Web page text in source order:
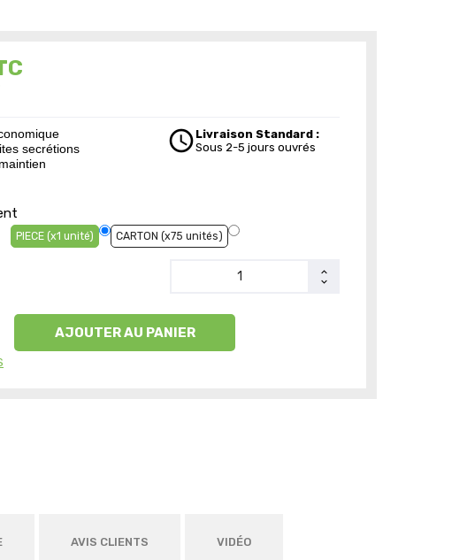
secrétions
schedule Livraison Standard :
Sous 2-5 jours ouvrés
PIECE (x1 unité) CARTON (x75 unités)
AJOUTER AU PANIER
AVIS CLIENTS VIDÉO